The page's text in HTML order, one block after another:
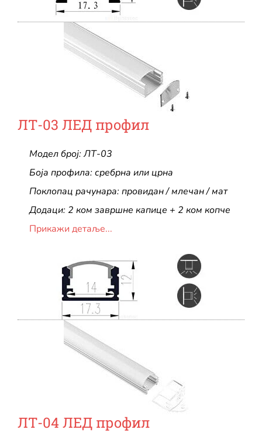
ЛТ-03 ЛЕД профил
Модел број: ЛТ-03
Боја профила: сребрна или црна
Поклопац рачунара: провидан / млечан / мат
Додаци: 2 ком завршне капице + 2 ком копче
Прикажи детаље...
ЛТ-04 ЛЕД профил